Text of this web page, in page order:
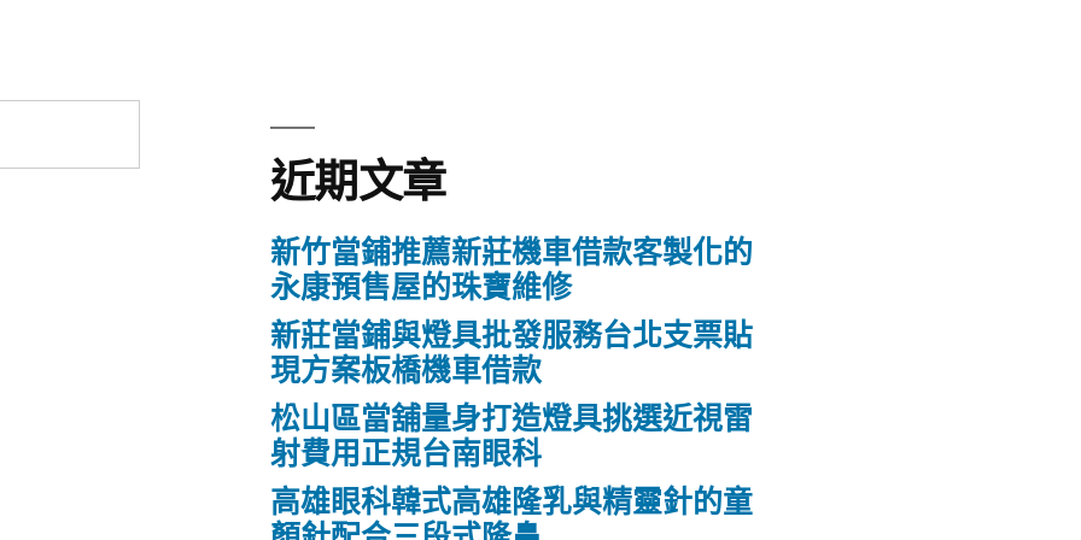
近期文章
新竹當鋪推薦新莊機車借款客製化的
永康預售屋的珠寶維修
新莊當鋪與燈具批發服務台北支票貼
現方案板橋機車借款
松山區當舖量身打造燈具挑選近視雷
射費用正規台南眼科
高雄眼科韓式高雄隆乳與精靈針的童